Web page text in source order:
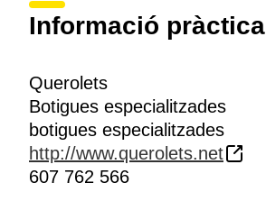
Informació pràctica
Querolets
Botigues especialitzades
botigues especialitzades
http://www.querolets.net
607 762 566